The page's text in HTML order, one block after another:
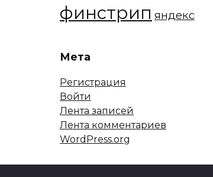
финстрип яндекс
Мета
Регистрация
Войти
Лента записей
Лента комментариев
WordPress.org